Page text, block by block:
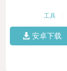
工具
安卓下载